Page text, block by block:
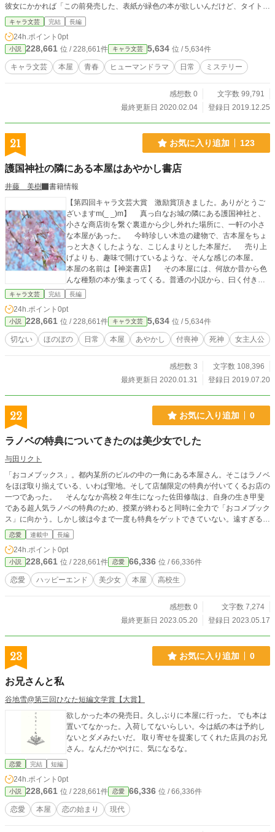
彼女にかかれば「この前発売した、表紙が緑色の本が欲しいんだけど、タイトル
分かる？」系のおなじみの質問はもちろんのこと「最近のラノベでおすすめの本
はある？」「一番売れている本が欲しい」的な注文や「息子に本を読ませたいん
だけど、どんな本がいいと思う？」「こういうジャンルが読みたいんだけど、最
初に読むならどれがおすすめ？」といった困った質問も容易く解決される。 こ
れは、本屋さんでソムリエをする本庄翼と、彼女のもとに相談に来る、多種多様
な相談客、そして――元相談客で、彼女を追いかけて水月書店で働きだした、何
キャラ文芸 完結 長編
24h.ポイント 0pt
小説 228,661 位 / 228,661件 キャラ文芸 5,634 位 / 5,634件
キャラ文芸 本屋 青春 ヒューマンドラマ 日常 ミステリー
感想数 0
文字数 99,791
最終更新日 2020.02.04
登録日 2019.12.25
21 お気に入り追加 123
護国神社の隣にある本屋はあやかし書店
井藤 美樹
書籍情報
【第四回キャラ文芸大賞 激励賞頂きました。ありがとうご
ざいますm(_ _)m】 真っ白なお城の隣にある護国神社と、
小さな商店街を繋ぐ裏道から少し外れた場所に、一軒の小さ
な本屋があった。 今時珍しい木造の建物で、古本屋をちょ
っと大きくしたような、こじんまりとした本屋だ。 売り上
げよりも、趣味で開けているような、そんな感じの本屋。
本屋の名前は【神楽書店】 その本屋には、何故か昔から色
んな種類の本が集まってくる。普通の小説から、曰く付きの
本まで。色々だ。 さぁ、今日も一冊の本が持ち込まれた。
している付喪神と共に、本に秘められた様々な想いに触れな
がら成長し、悪戦苦闘しながらも、頑張って本屋を切り盛り
していく物語。
キャラ文芸 完結 長編
24h.ポイント 0pt
小説 228,661 位 / 228,661件 キャラ文芸 5,634 位 / 5,634件
切ない ほのぼの 日常 本屋 あやかし 付喪神 死神 女主人公
感想数 3
文字数 108,396
最終更新日 2020.01.31
登録日 2019.07.20
22 お気に入り追加 0
ラノベの特典についてきたのは美少女でした
与田リクト
「おコメブックス」。都内某所のビルの中の一角にある本屋さん。そこはラノベ
をほぼ取り揃えている、いわば聖地。そして店舗限定の特典が付いてくるお店の
一つであった。 そんななか高校２年生になった佐田修哉は、自身の生き甲斐
である超人気ラノベの特典のため、授業が終わると同時に全力で「おコメブック
ス」に向かう。しかし彼は今まで一度も特典をゲットできていない。遠すぎるの
だ。学校から２時間もかかる。 しかし毎度のごとく彼がしょんぼりする姿を
見つめる、本当に可愛い店員さんがいて……
恋愛 連載中 長編
24h.ポイント 0pt
小説 228,661 位 / 228,661件 恋愛 66,336 位 / 66,336件
恋愛 ハッピーエンド 美少女 本屋 高校生
感想数 0
文字数 7,274
最終更新日 2023.05.20
登録日 2023.05.17
23 お気に入り追加 0
お兄さんと私
谷地雪@第三回ひなた短編文学賞【大賞】
欲しかった本の発売日。久しぶりに本屋に行った。 でも本は
置いてなかった。入荷してないらしい。今は紙の本は予約し
ないとダメみたいだ。 取り寄せを提案してくれた店員のお兄
さん。なんだかやけに、気になるな。
恋愛 完結 短編
24h.ポイント 0pt
小説 228,661 位 / 228,661件 恋愛 66,336 位 / 66,336件
恋愛 本屋 恋の始まり 現代